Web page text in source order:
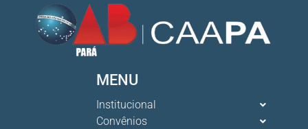
MENU
Institucional
Convênios